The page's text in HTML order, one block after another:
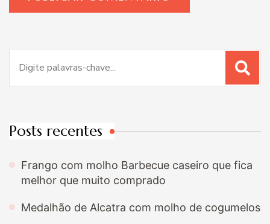
por:
Posts recentes
Frango com molho Barbecue caseiro que fica
melhor que muito comprado
Medalhão de Alcatra com molho de cogumelos